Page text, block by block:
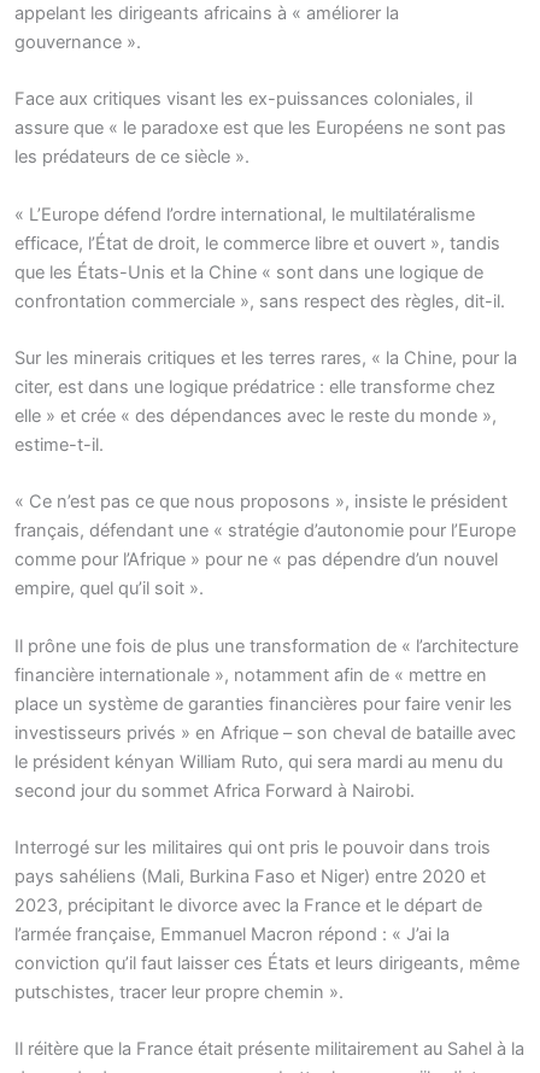
appelant les dirigeants africains à « améliorer la
gouvernance ».
Face aux critiques visant les ex-puissances coloniales, il
assure que « le paradoxe est que les Européens ne sont pas
les prédateurs de ce siècle ».
« L’Europe défend l’ordre international, le multilatéralisme
efficace, l’État de droit, le commerce libre et ouvert », tandis
que les États-Unis et la Chine « sont dans une logique de
confrontation commerciale », sans respect des règles, dit-il.
Sur les minerais critiques et les terres rares, « la Chine, pour la
citer, est dans une logique prédatrice : elle transforme chez
elle » et crée « des dépendances avec le reste du monde »,
estime-t-il.
« Ce n’est pas ce que nous proposons », insiste le président
français, défendant une « stratégie d’autonomie pour l’Europe
comme pour l’Afrique » pour ne « pas dépendre d’un nouvel
empire, quel qu’il soit ».
Il prône une fois de plus une transformation de « l’architecture
financière internationale », notamment afin de « mettre en
place un système de garanties financières pour faire venir les
investisseurs privés » en Afrique – son cheval de bataille avec
le président kényan William Ruto, qui sera mardi au menu du
second jour du sommet Africa Forward à Nairobi.
Interrogé sur les militaires qui ont pris le pouvoir dans trois
pays sahéliens (Mali, Burkina Faso et Niger) entre 2020 et
2023, précipitant le divorce avec la France et le départ de
l’armée française, Emmanuel Macron répond : « J’ai la
conviction qu’il faut laisser ces États et leurs dirigeants, même
putschistes, tracer leur propre chemin ».
Il réitère que la France était présente militairement au Sahel à la